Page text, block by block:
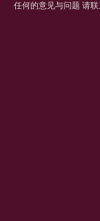
任何的意见与问题 请